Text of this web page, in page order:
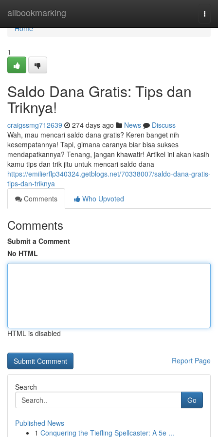
allbookmarking
Home
Home
1
Saldo Dana Gratis: Tips dan
Triknya!
craigssmg712639 274 days ago News
Discuss
Wah, mau mencari saldo dana gratis? Keren banget nih
kesempatannya! Tapi, gimana caranya biar bisa sukses
mendapatkannya? Tenang, jangan khawatir! Artikel ini akan kasih
kamu tips dan trik jitu untuk mencari saldo dana
https://emilierflp340324.getblogs.net/70338007/saldo-dana-gratis-
tips-dan-triknya
Comments
Who Upvoted
Comments
Submit a Comment
No HTML
HTML is disabled
Report Page
Search
Go
Published News
1 Conquering the Tiefling Spellcaster: A 5e ...